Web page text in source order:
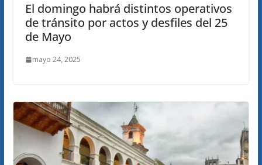
El domingo habrá distintos operativos
de tránsito por actos y desfiles del 25
de Mayo
mayo 24, 2025